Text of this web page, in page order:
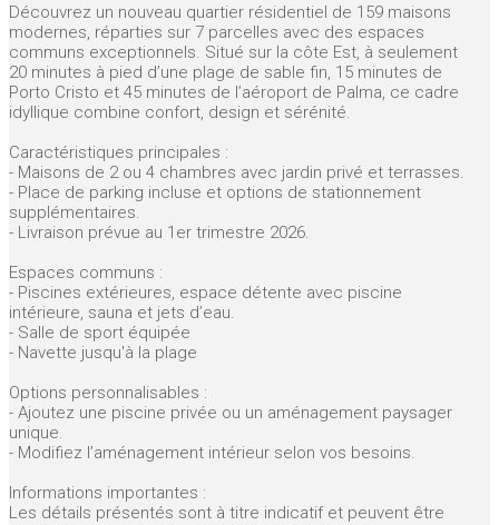
Découvrez un nouveau quartier résidentiel de 159 maisons
modernes, réparties sur 7 parcelles avec des espaces
communs exceptionnels. Situé sur la côte Est, à seulement
20 minutes à pied d’une plage de sable fin, 15 minutes de
Porto Cristo et 45 minutes de l’aéroport de Palma, ce cadre
idyllique combine confort, design et sérénité.
Caractéristiques principales :
- Maisons de 2 ou 4 chambres avec jardin privé et terrasses.
- Place de parking incluse et options de stationnement
supplémentaires.
- Livraison prévue au 1er trimestre 2026.
Espaces communs :
- Piscines extérieures, espace détente avec piscine
intérieure, sauna et jets d’eau.
- Salle de sport équipée
- Navette jusqu'à la plage
Options personnalisables :
- Ajoutez une piscine privée ou un aménagement paysager
unique.
- Modifiez l’aménagement intérieur selon vos besoins.
Informations importantes :
Les détails présentés sont à titre indicatif et peuvent être